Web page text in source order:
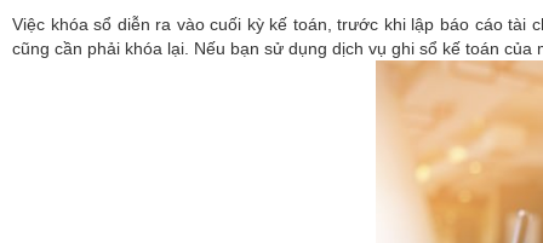
Việc khóa sổ diễn ra vào cuối kỳ kế toán, trước khi lập báo cáo tài
cũng cần phải khóa lại. Nếu bạn sử dụng dịch vụ ghi sổ kế toán